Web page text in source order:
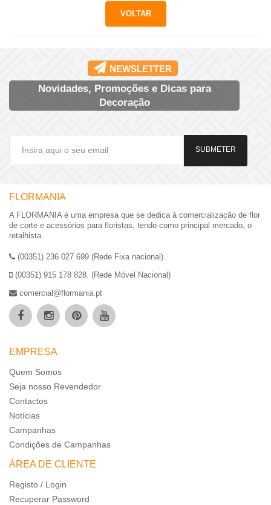
NEWSLETTER
Novidades, Promoções e Dicas para
Decoração
SUBMETER
FLORMANIA
A FLORMANIA é uma empresa que se dedica à comercialização de flor
de corte e acessórios para floristas, tendo como principal mercado, o
retalhista.
(00351) 236 027 699 (Rede Fixa nacional)
(00351) 915 178 828. (Rede Móvel Nacional)
comercial@flormania.pt
EMPRESA
Quem Somos
Seja nosso Revendedor
Contactos
Notícias
Campanhas
Condições de Campanhas
ÁREA DE CLIENTE
Registo / Login
Recuperar Password